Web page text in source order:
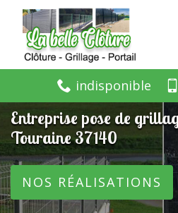
indisponible
Entreprise pose de
Touraine 37140
NOS RÉALISATIONS